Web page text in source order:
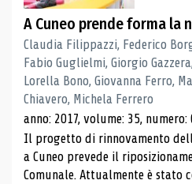
A Cuneo prende forma la
Claudia Filippazzi, Federico
Fabio Guglielmi, Giorgio
Lorella Bono, Giovanna Ferro,
Chiavero, Michela Ferrero
anno: 2017, volume: 35, numero:
Il progetto di rinnovamento
a Cuneo prevede il
Comunale. Attualmente è